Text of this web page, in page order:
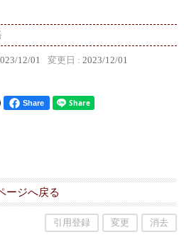
12/01 変更日 : 2023/12/01
Share
ージへ戻る
引用登録 変更 消去